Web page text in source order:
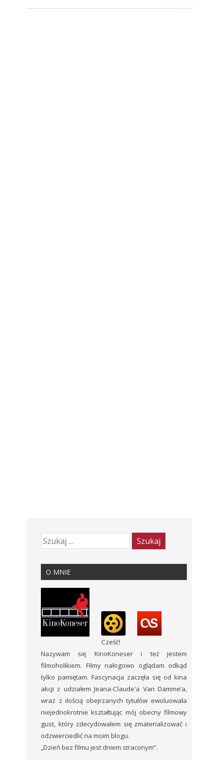
O MNIE
Cześć!
Nazywam się KinoKoneser i też jestem
filmoholikiem. Filmy nałogowo oglądam odkąd
tylko pamiętam. Fascynacja zaczęła się od kina
akcji z udziałem Jeana-Claude'a Van Damme’a,
wraz z ilością obejrzanych tytułów ewoluowała
niejednokrotnie kształtując mój obecny filmowy
gust, który zdecydowałem się zmaterializować i
odzwierciedlić na moim blogu.
„Dzień bez filmu jest dniem straconym”.